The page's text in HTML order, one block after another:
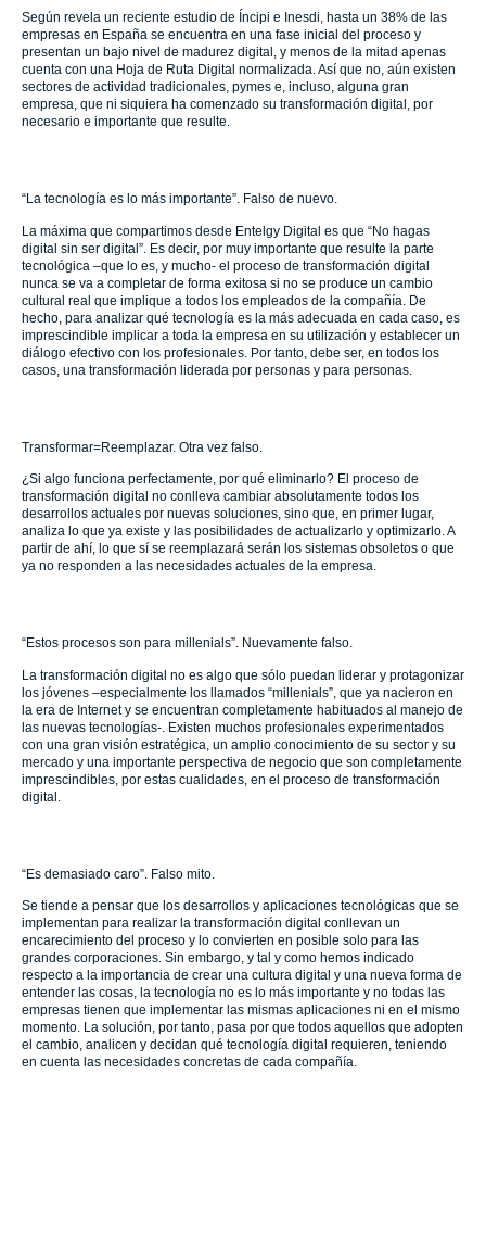
Según revela un reciente estudio de Íncipi e Inesdi, hasta un 38% de las
empresas en España se encuentra en una fase inicial del proceso y
presentan un bajo nivel de madurez digital, y menos de la mitad apenas
cuenta con una Hoja de Ruta Digital normalizada. Así que no, aún existen
sectores de actividad tradicionales, pymes e, incluso, alguna gran
empresa, que ni siquiera ha comenzado su transformación digital, por
necesario e importante que resulte.
“La tecnología es lo más importante”. Falso de nuevo.
La máxima que compartimos desde Entelgy Digital es que “No hagas
digital sin ser digital”. Es decir, por muy importante que resulte la parte
tecnológica –que lo es, y mucho- el proceso de transformación digital
nunca se va a completar de forma exitosa si no se produce un cambio
cultural real que implique a todos los empleados de la compañía. De
hecho, para analizar qué tecnología es la más adecuada en cada caso, es
imprescindible implicar a toda la empresa en su utilización y establecer un
diálogo efectivo con los profesionales. Por tanto, debe ser, en todos los
casos, una transformación liderada por personas y para personas.
Transformar=Reemplazar. Otra vez falso.
¿Si algo funciona perfectamente, por qué eliminarlo? El proceso de
transformación digital no conlleva cambiar absolutamente todos los
desarrollos actuales por nuevas soluciones, sino que, en primer lugar,
analiza lo que ya existe y las posibilidades de actualizarlo y optimizarlo. A
partir de ahí, lo que sí se reemplazará serán los sistemas obsoletos o que
ya no responden a las necesidades actuales de la empresa.
“Estos procesos son para millenials”. Nuevamente falso.
La transformación digital no es algo que sólo puedan liderar y protagonizar
los jóvenes –especialmente los llamados “millenials”, que ya nacieron en
la era de Internet y se encuentran completamente habituados al manejo de
las nuevas tecnologías-. Existen muchos profesionales experimentados
con una gran visión estratégica, un amplio conocimiento de su sector y su
mercado y una importante perspectiva de negocio que son completamente
imprescindibles, por estas cualidades, en el proceso de transformación
digital.
“Es demasiado caro”. Falso mito.
Se tiende a pensar que los desarrollos y aplicaciones tecnológicas que se
implementan para realizar la transformación digital conllevan un
encarecimiento del proceso y lo convierten en posible solo para las
grandes corporaciones. Sin embargo, y tal y como hemos indicado
respecto a la importancia de crear una cultura digital y una nueva forma de
entender las cosas, la tecnología no es lo más importante y no todas las
empresas tienen que implementar las mismas aplicaciones ni en el mismo
momento. La solución, por tanto, pasa por que todos aquellos que adopten
el cambio, analicen y decidan qué tecnología digital requieren, teniendo
en cuenta las necesidades concretas de cada compañía.